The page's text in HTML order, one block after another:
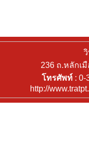
236 ถ.หลักเ
โทรศัพท์ : 0-
http://